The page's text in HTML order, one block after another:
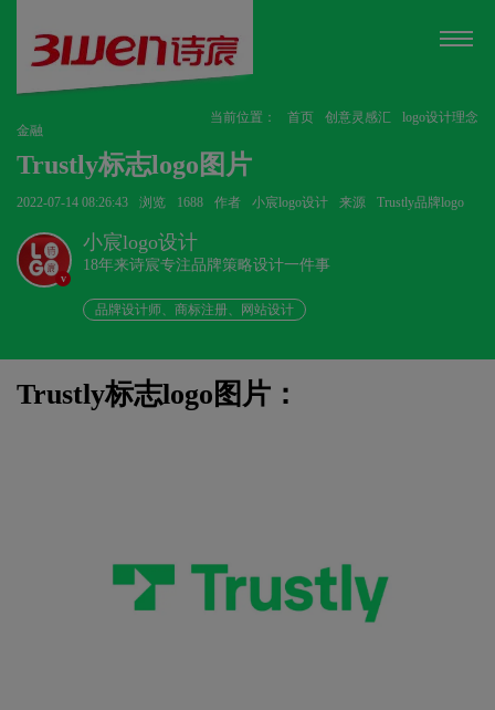
当前位置： 首页 创意灵感汇
logo设计理念
金融
Trustly标志logo图片
2022-07-14 08:26:43 浏览 1688 作者 小宸logo设计 来源 Trustly品牌logo
v
小宸logo设计
18年来诗宸专注品牌策略设计一件事
品牌设计师、商标注册、网站设计
Trustly标志logo图片：